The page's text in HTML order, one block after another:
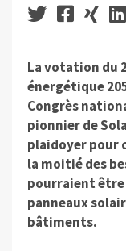
La votation du
énergétique
Congrès
pionnier de
plaidoyer pour
la moitié des
pourraient être
panneaux
bâtiments.